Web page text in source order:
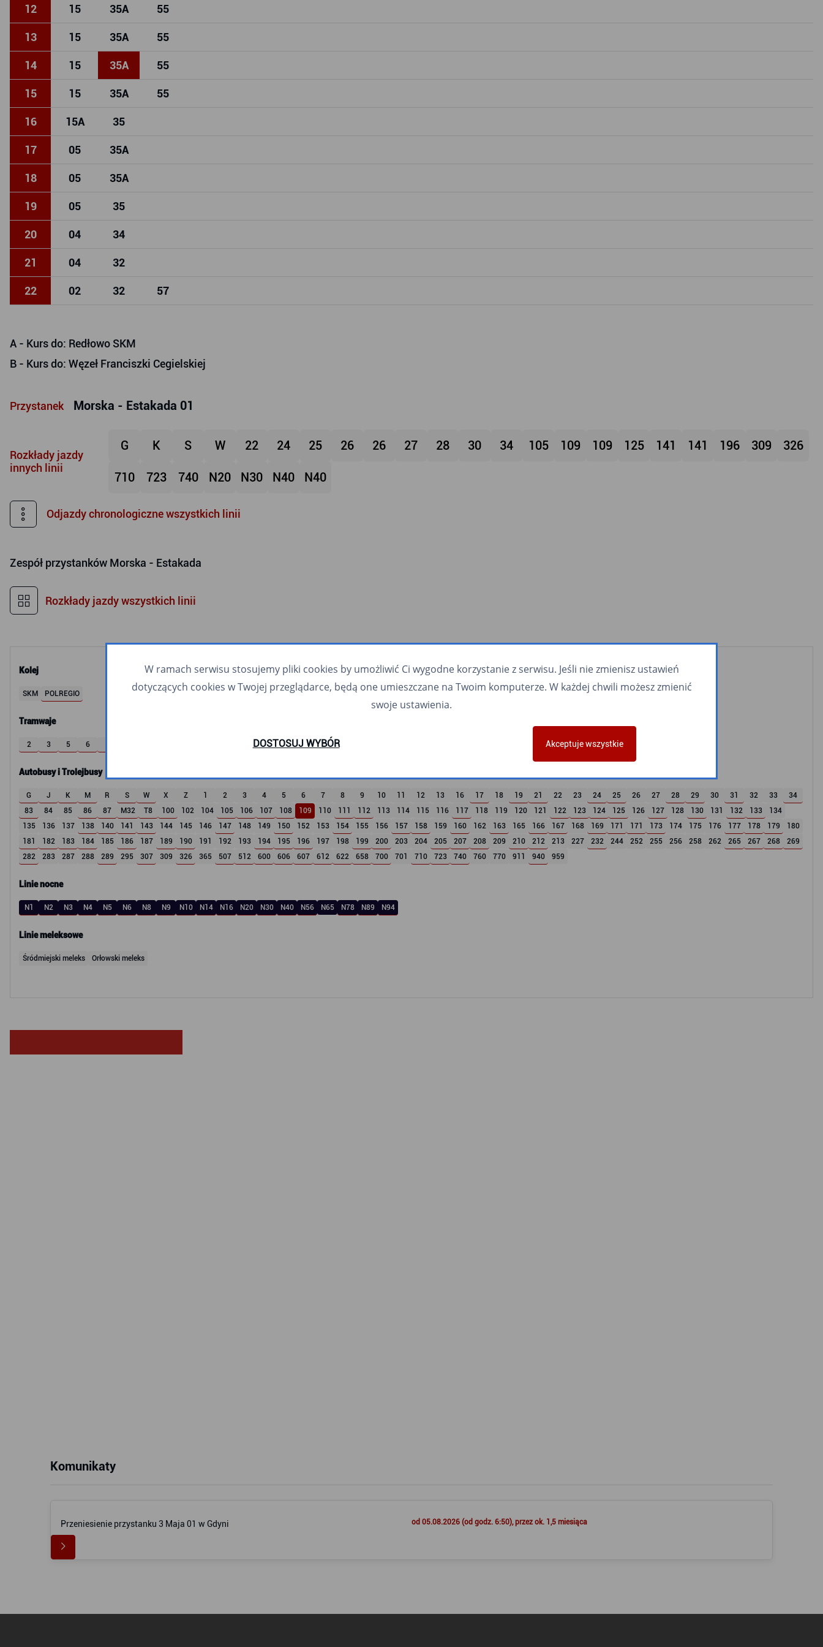
Kolej
SKM POLREGIO
Tramwaje
2 3 5 6
Autobusy i Trolejbusy
G J K M R S W X Z 1 2 3 4 5 6 7 8 9 10 11 12 13 16 17 18 19 21 22 23 24 25 26 27 28 29 30 31 32 33
34
83
84 85 86 87 M32 T8 100 102 104 105 106 107 108 109 110 111 112 113 114 115 116 117 118 119 120 121 122 123 124 125 126 127 128 130 131 132 133
134
135
136 137 138 140 141 143 144 145 146 147 148 149 150 152 153 154 155 156 157 158 159 160 162 163 165 166 167 168 169 171 171 173 174 175 176 177 178 179
180
181
182 183 184 185 186 187 189 190 191 192 193 194 195 196 197 198 199 200 203 204 205 207 208 209 210 212 213 227 232 244 252 255 256 258 262 265 267 268
269
282
283 287 288 289 295 307 309 326 365 507 512 600 606 607 612 622 658 700 701 710 723 740 760 770 911 940 959
Linie nocne
N1 N2 N3 N4 N5 N6 N8 N9 N10 N14 N16 N20 N30 N40 N56 N65 N78 N89 N94
Linie meleksowe
Śródmiejski meleks Orłowski meleks
12 15 35A 55
13 15 35A 55
14 15 35A 55
15 15 35A 55
16 15A 35
17 05 35A
18 05 35A
19 05 35
20 04 34
21 04 32
22 02 32 57
A - Kurs do: Redłowo SKM
B - Kurs do: Węzeł Franciszki Cegielskiej
Przystanek Morska - Estakada 01
Rozkłady jazdy
innych linii
G K S W 22 24 25 26 26 27 28 30 34 105 109 109 125 141 141 196 309 326
710 723 740 N20 N30 N40 N40
Odjazdy chronologiczne wszystkich linii
Zespół przystanków Morska - Estakada
Rozkłady jazdy wszystkich linii
Komunikaty
Przeniesienie przystanku 3 Maja 01 w Gdyni od 05.08.2026 (od godz. 6:50), przez ok. 1,5 miesiąca
W ramach serwisu stosujemy pliki cookies by umożliwić Ci wygodne korzystanie z serwisu. Jeśli nie zmienisz ustawień
dotyczących cookies w Twojej przeglądarce, będą one umieszczane na Twoim komputerze. W każdej chwili możesz zmienić
swoje ustawienia.
DOSTOSUJ WYBÓR Akceptuje wszystkie